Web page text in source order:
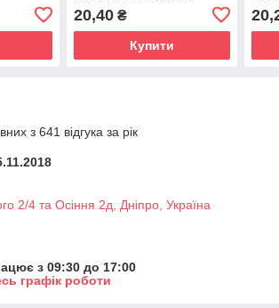
20,40₴
Купити
з 641 відгука за рік
2/4 та Осіння 2д, Дніпро, Україна
з 09:30 до 17:00
графік роботи